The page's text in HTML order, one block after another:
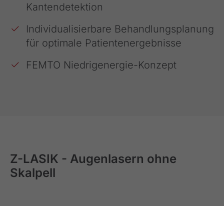
Kantendetektion
Individualisierbare Behandlungsplanung
für optimale Patientenergebnisse
FEMTO Niedrigenergie-Konzept
Z-LASIK - Augenlasern ohne
Skalpell